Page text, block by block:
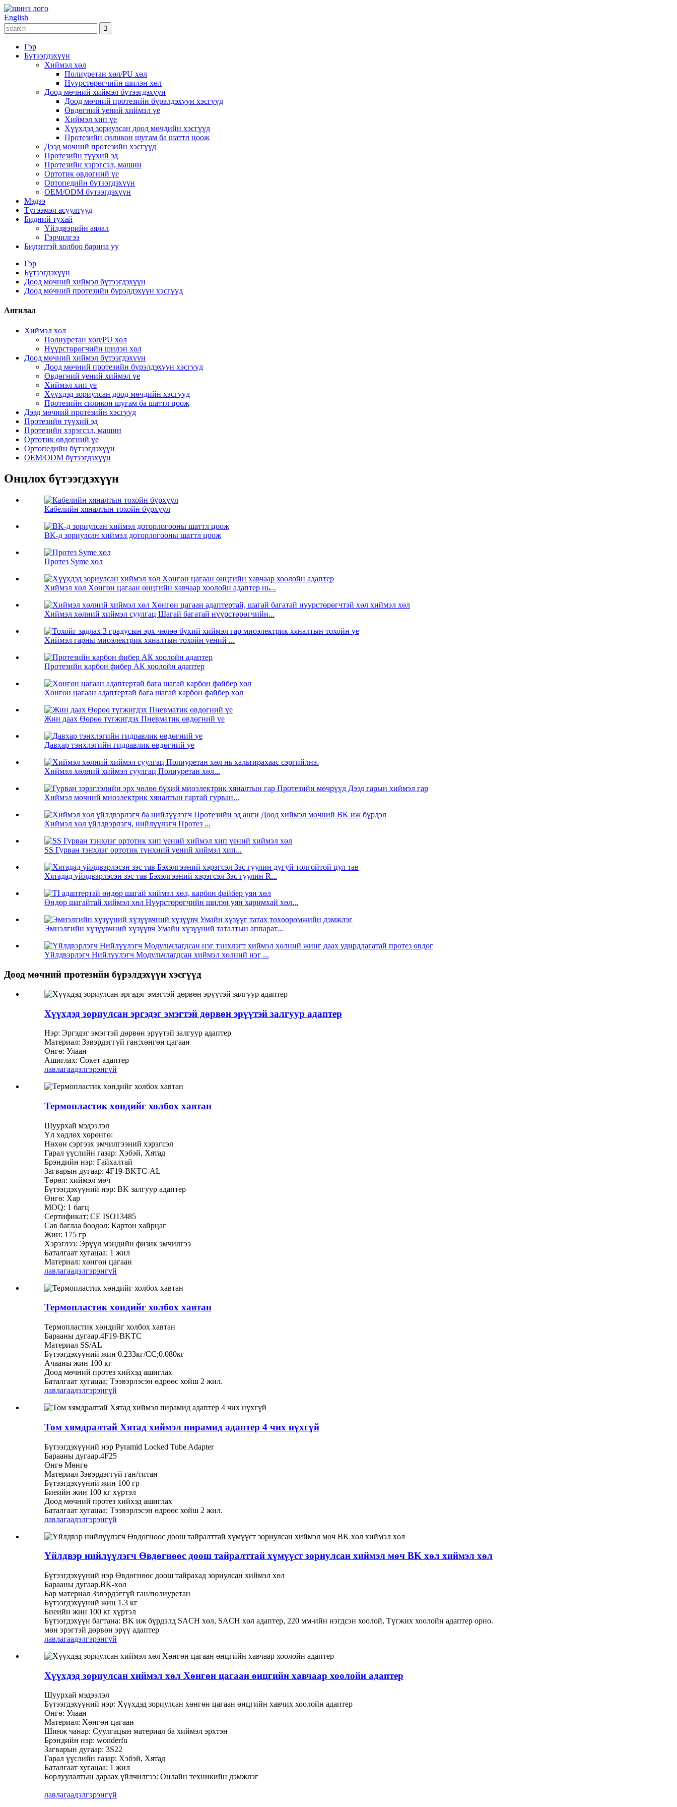
English
Гэр
Бүтээгдэхүүн
Хиймэл хөл
Полиуретан хөл/PU хөл
Нүүрстөрөгчийн шилэн хөл
Доод мөчний хиймэл бүтээгдэхүүн
Доод мөчний протезийн бүрэлдэхүүн хэсгүүд
Өвдөгний үений хиймэл үе
Хиймэл хип үе
Хүүхдэд зориулсан доод мөчдийн хэсгүүд
Протезийн силикон шугам ба шаттл цоож
Дээд мөчний протезийн хэсгүүд
Протезийн түүхий эд
Протезийн хэрэгсэл, машин
Ортотик өвдөгний үе
Ортопедийн бүтээгдэхүүн
OEM/ODM бүтээгдэхүүн
Мэдээ
Түгээмэл асуултууд
Бидний тухай
Үйлдвэрийн аялал
Гэрчилгээ
Бидэнтэй холбоо барина уу
Гэр
Бүтээгдэхүүн
Доод мөчний хиймэл бүтээгдэхүүн
Доод мөчний протезийн бүрэлдэхүүн хэсгүүд
Ангилал
Хиймэл хөл
Полиуретан хөл/PU хөл
Нүүрстөрөгчийн шилэн хөл
Доод мөчний хиймэл бүтээгдэхүүн
Доод мөчний протезийн бүрэлдэхүүн хэсгүүд
Өвдөгний үений хиймэл үе
Хиймэл хип үе
Хүүхдэд зориулсан доод мөчдийн хэсгүүд
Протезийн силикон шугам ба шаттл цоож
Дээд мөчний протезийн хэсгүүд
Протезийн түүхий эд
Протезийн хэрэгсэл, машин
Ортотик өвдөгний үе
Ортопедийн бүтээгдэхүүн
OEM/ODM бүтээгдэхүүн
Онцлох бүтээгдэхүүн
Кабелийн хяналтын тохойн бүрхүүл
BK-д зориулсан хиймэл доторлогооны шаттл цоож
Протез Syme хөл
Хиймэл хөл Хөнгөн цагаан өнцгийн хавчаар хоолойн адаптер нь...
Хиймэл хөлний хиймэл суулгац Шагай багатай нүүрстөрөгчийн...
Хиймэл гарны миоэлектрик хяналтын тохойн үений ...
Протезийн карбон фибер АК хоолойн адаптер
Хөнгөн цагаан адаптертай бага шагай карбон файбер хөл
Жин даах Өөрөө түгжигдэх Пневматик өвдөгний үе
Давхар тэнхлэгийн гидравлик өвдөгний үе
Хиймэл хөлний хиймэл суулгац Полиуретан хөл...
Хиймэл мөчний миоэлектрик хяналтын гартай гурван...
Хиймэл хөл үйлдвэрлэгч, нийлүүлэгч Протез ...
SS Гурван тэнхлэг ортотик түнхний үений хиймэл хип...
Хятадад үйлдвэрлэсэн зэс тав Бэхэлгээний хэрэгсэл Зэс гуулин R...
Өндөр шагайтай хиймэл хөл Нүүрстөрөгчийн шилэн уян харимхай хөл...
Эмнэлгийн хүзүүвчний хүзүүвч Умайн хүзүүний таталтын аппарат...
Үйлдвэрлэгч Нийлүүлэгч Модульчлагдсан хиймэл хөлний нэг ...
Доод мөчний протезийн бүрэлдэхүүн хэсгүүд
Хүүхдэд зориулсан эргэдэг эмэгтэй дөрвөн эрүүтэй залгуур адаптер
Нэр: Эргэдэг эмэгтэй дөрвөн эрүүтэй залгуур адаптер
Материал: Зэвэрдэггүй ган;хөнгөн цагаан
Өнгө: Улаан
Ашиглах: Сокет адаптер
лавлагаадэлгэрэнгүй
Термопластик хөндийг холбох хавтан
Шуурхай мэдээлэл
Үл хөдлөх хөрөнгө:
Нөхөн сэргээх эмчилгээний хэрэгсэл
Гарал үүслийн газар: Хэбэй, Хятад
Брэндийн нэр: Гайхалтай
Загварын дугаар: 4F19-BKTC-AL
Төрөл: хиймэл мөч
Бүтээгдэхүүний нэр: BK залгуур адаптер
Өнгө: Хар
MOQ: 1 багц
Сертификат: CE ISO13485
Сав баглаа боодол: Картон хайрцаг
Жин: 175 гр
Хэрэглээ: Эрүүл мэндийн физик эмчилгээ
Баталгаат хугацаа: 1 жил
Материал: хөнгөн цагаан
лавлагаадэлгэрэнгүй
Термопластик хөндийг холбох хавтан
Термопластик хөндийг холбох хавтан
Барааны дугаар.4F19-BKTC
Материал SS/AL
Бүтээгдэхүүний жин 0.233кг/СС;0.080кг
Ачааны жин 100 кг
Доод мөчний протез хийхэд ашиглах
Баталгаат хугацаа: Тээвэрлэсэн өдрөөс хойш 2 жил.
лавлагаадэлгэрэнгүй
Том хямдралтай Хятад хиймэл пирамид адаптер 4 чих нүхгүй
Бүтээгдэхүүний нэр Pyramid Locked Tube Adapter
Барааны дугаар.4F25
Өнгө Мөнгө
Материал Зэвэрдэггүй ган/титан
Бүтээгдэхүүний жин 100 гр
Биеийн жин 100 кг хүртэл
Доод мөчний протез хийхэд ашиглах
Баталгаат хугацаа: Тээвэрлэсэн өдрөөс хойш 2 жил.
лавлагаадэлгэрэнгүй
Үйлдвэр нийлүүлэгч Өвдөгнөөс доош тайралттай хүмүүст зориулсан хиймэл мөч BK хөл хиймэл хөл
Бүтээгдэхүүний нэр Өвдөгнөөс доош тайрахад зориулсан хиймэл хөл
Барааны дугаар.BK-хөл
Бар материал Зэвэрдэггүй ган/полиуретан
Бүтээгдэхүүний жин 1.3 кг
Биеийн жин 100 кг хүртэл
Бүтээгдэхүүн багтана: BK иж бүрдэлд SACH хөл, SACH хөл адаптер, 220 мм-ийн нэгдсэн хоолой, Түгжих хоолойн адаптер орно.
мөн эрэгтэй дөрвөн эрүү адаптер
лавлагаадэлгэрэнгүй
Хүүхдэд зориулсан хиймэл хөл Хөнгөн цагаан өнцгийн хавчаар хоолойн адаптер
Шуурхай мэдээлэл
Бүтээгдэхүүний нэр: Хүүхдэд зориулсан хөнгөн цагаан өнцгийн хавчих хоолойн адаптер
Өнгө: Улаан
Материал: Хөнгөн цагаан
Шинж чанар: Суулгацын материал ба хиймэл эрхтэн
Брэндийн нэр: wonderfu
Загварын дугаар: 3S22
Гарал үүслийн газар: Хэбэй, Хятад
Баталгаат хугацаа: 1 жил
Борлуулалтын дараах үйлчилгээ: Онлайн техникийн дэмжлэг
лавлагаадэлгэрэнгүй